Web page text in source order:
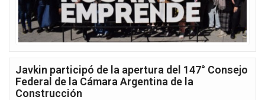
Javkin participó de la apertura del 147° Consejo
Federal de la Cámara Argentina de la
Construcción